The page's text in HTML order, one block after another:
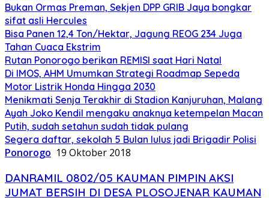
Bukan Ormas Preman, Sekjen DPP GRIB Jaya bongkar
sifat asli Hercules
Bisa Panen 12,4 Ton/Hektar, Jagung REOG 234 Juga
Tahan Cuaca Ekstrim
Rutan Ponorogo berikan REMISI saat Hari Natal
Di IMOS, AHM Umumkan Strategi Roadmap Sepeda
Motor Listrik Honda Hingga 2030
Menikmati Senja Terakhir di Stadion Kanjuruhan, Malang
Ayah Joko Kendil mengaku anaknya ketempelan Macan
Putih, sudah setahun sudah tidak pulang
Segera daftar, sekolah 5 Bulan lulus jadi Brigadir Polisi
Ponorogo 19 Oktober 2018
DANRAMIL 0802/05 KAUMAN PIMPIN AKSI
JUMAT BERSIH DI DESA PLOSOJENAR KAUMAN